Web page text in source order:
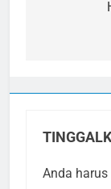
Anda harus